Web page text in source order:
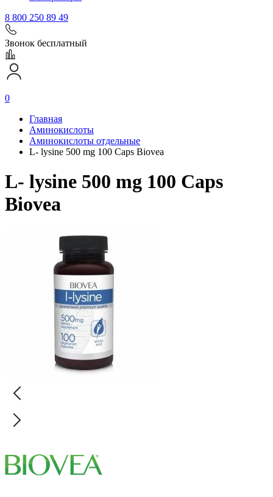
8 800 250 89 49
Звонок бесплатный
0
Главная
Аминокислоты
Аминокислоты отдельные
L- lysine 500 mg 100 Caps Biovea
L- lysine 500 mg 100 Caps
Biovea